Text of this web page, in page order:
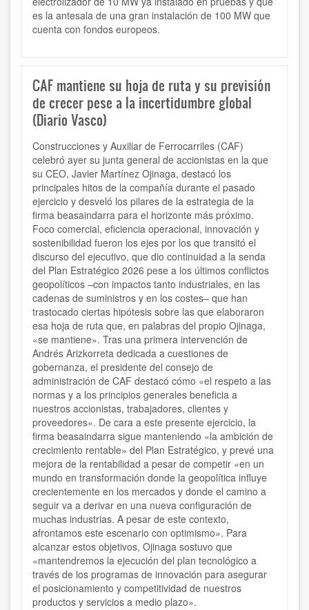
es la antesala de una gran instalación de 100 MW que
cuenta con fondos europeos.
CAF mantiene su hoja de ruta y su previsión
de crecer pese a la incertidumbre global
(Diario Vasco)
Construcciones y Auxiliar de Ferrocarriles (CAF)
celebró ayer su junta general de accionistas en la que
su CEO, Javier Martínez Ojinaga, destacó los
principales hitos de la compañía durante el pasado
ejercicio y desveló los pilares de la estrategia de la
firma beasaindarra para el horizonte más próximo.
Foco comercial, eficiencia operacional, innovación y
sostenibilidad fueron los ejes por los que transitó el
discurso del ejecutivo, que dio continuidad a la senda
del Plan Estratégico 2026 pese a los últimos conflictos
geopolíticos –con impactos tanto industriales, en las
cadenas de suministros y en los costes– que han
trastocado ciertas hipótesis sobre las que elaboraron
esa hoja de ruta que, en palabras del propio Ojinaga,
«se mantiene». Tras una primera intervención de
Andrés Arizkorreta dedicada a cuestiones de
gobernanza, el presidente del consejo de
administración de CAF destacó cómo «el respeto a las
normas y a los principios generales beneficia a
nuestros accionistas, trabajadores, clientes y
proveedores». De cara a este presente ejercicio, la
firma beasaindarra sigue manteniendo «la ambición de
crecimiento rentable» del Plan Estratégico, y prevé una
mejora de la rentabilidad a pesar de competir «en un
mundo en transformación donde la geopolítica influye
crecientemente en los mercados y donde el camino a
seguir va a derivar en una nueva configuración de
muchas industrias. A pesar de este contexto,
afrontamos este escenario con optimismo». Para
alcanzar estos objetivos, Ojinaga sostuvo que
«mantendremos la ejecución del plan tecnológico a
través de los programas de innovación para asegurar
el posicionamiento y competitividad de nuestros
productos y servicios a medio plazo».